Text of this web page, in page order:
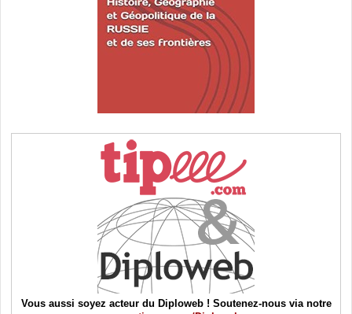
Vous aussi soyez acteur du Diploweb ! Soutenez-nous via notre